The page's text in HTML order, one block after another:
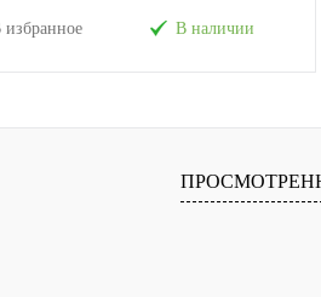
избранное В наличии